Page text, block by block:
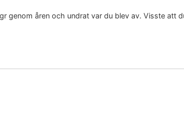
genom åren och undrat var du blev av. Visste att